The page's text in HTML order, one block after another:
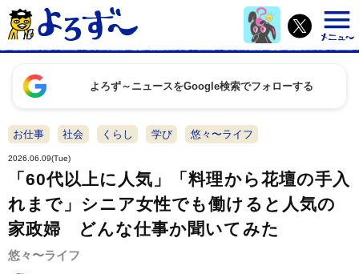
よろず～ニュースをGoogle検索でフォローする
お仕事 社会 くらし 学び 悠々〜ライフ
2026.06.09(Tue)
「60代以上に人気」「料理から花壇の手入
れまで」シニア女性でも働けると人気の
家政婦 どんな仕事か聞いてみた
悠々〜ライフ